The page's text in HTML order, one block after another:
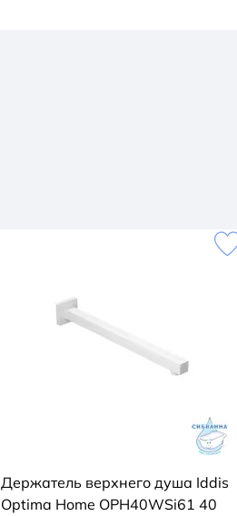
Держатель верхнего душа Iddis
Optima Home OPH40WSi61 40